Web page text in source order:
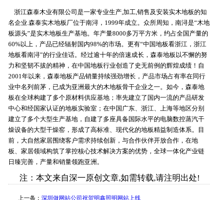
工单提交
浙江森泰木业有限公司是一家专业生产,加工,销售及安装实木地板的知
名企业.森泰实木地板厂位于南浔，1999年成立。众所周知，南浔是“木地
板源头”是实木地板生产基地。年产量8000多万平方米，约占全国产量的
60%以上，产品已经辐射国内98%的市场。更有“中国地板看浙江，浙江
地板看南浔”的行业佳话。经过逾十年的倍速成长，森泰地板以不懈的努
力和坚韧不拔的精神，在中国地板行业创造了史无前例的辉煌成绩！自
2001年以来，森泰地板产品销量持续强劲增长，产品市场占有率在同行
业中名列前茅，已成为亚洲最大的木地板骨干企业之一。如今，森泰地
板在全球构建了多个原材料供应基地；率先建立了国内一流的产品研发
中心和经国家认证的地板实验室；在中国广东、浙江、上海等地区分别
建立了多个大型生产基地，自建了多座具备国际水平的电脑数控蒸汽干
燥设备的大型干燥窑，形成了高标准、现代化的地板精益制造体系。目
前，大自然家居围绕客户需求持续创新，与合作伙伴开放合作，在地
板、家居领域构筑了掌控核心技术解决方案的优势，全球一体化产业链
日臻完善，产量和销量领跑亚洲。
注：本文来自深一原创文章,如需转载,请注明出处!
上一条： 深圳做网站公司祝贺明鑫照明网站上线